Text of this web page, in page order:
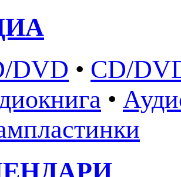
DVD • CD/
•